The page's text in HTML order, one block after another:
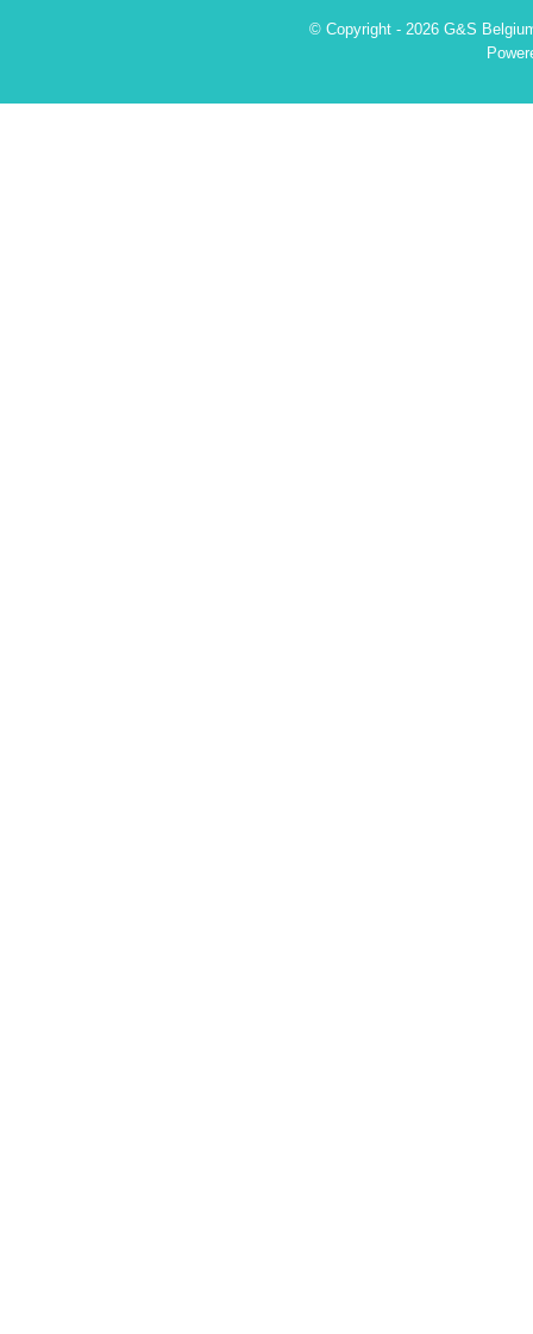
© Copyright - 2026 G&S